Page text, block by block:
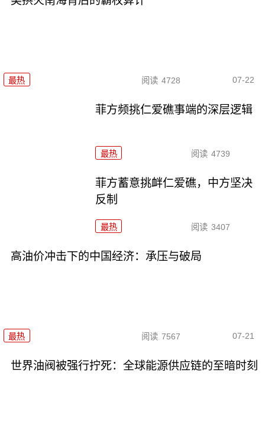
最热 阅读 4728 07-22
菲方频挑仁爱礁事端的深层逻辑
最热 阅读 4739
菲方蓄意挑衅仁爱礁，中方坚决
反制
最热 阅读 3407
高油价冲击下的中国经济：承压与破局
最热 阅读 7567 07-21
世界油阀被强行拧死：全球能源供应链的至暗时刻